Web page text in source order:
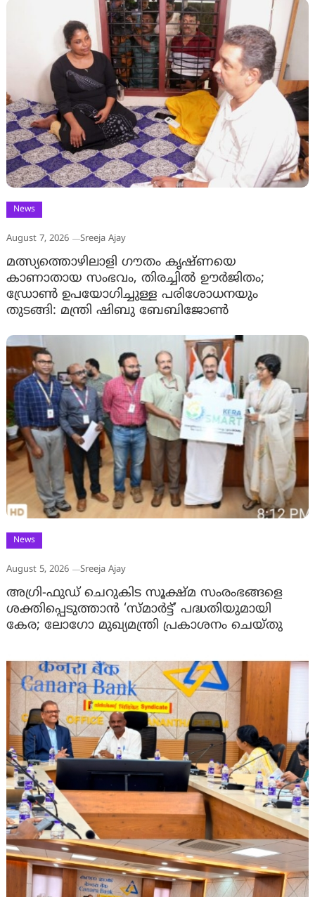
News
August 7, 2026 Sreeja Ajay
മത്സ്യത്തൊഴിലാളി ഗൗതം കൃഷ്ണയെ
കാണാതായ സംഭവം, തിരച്ചിൽ ഊർജിതം;
ഡ്രോണ്‍ ഉപയോഗിച്ചുള്ള പരിശോധനയും
തുടങ്ങി: മന്ത്രി ഷിബു ബേബിജോണ്‍
News
August 5, 2026 Sreeja Ajay
അഗ്രി-ഫുഡ് ചെറുകിട സൂക്ഷ്മ സംരംഭങ്ങളെ
ശക്തിപ്പെടുത്താന്‍ ‘സ്മാര്‍ട്ട്’ പദ്ധതിയുമായി
കേര; ലോഗോ മുഖ്യമന്ത്രി പ്രകാശനം ചെയ്തു